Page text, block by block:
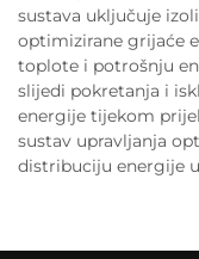
sustava uključuje
optimizirane grijaće
toplote i potrošnju
slijedi pokretanja i
energije tijekom
sustav upravljanja
distribuciju energije